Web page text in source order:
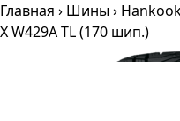
Главная › Шины›
X W429A TL (170 шип.)